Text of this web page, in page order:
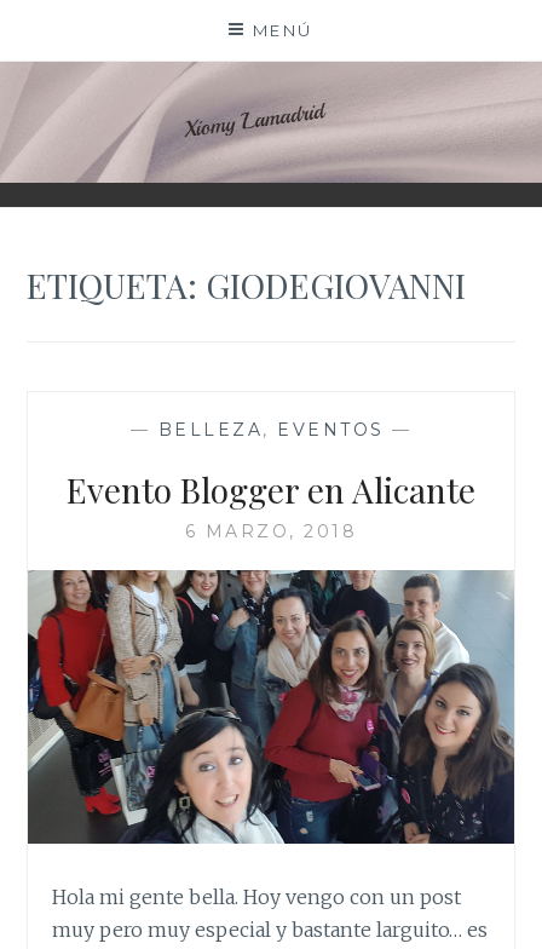
contenido
MENÚ
XIOMY LAMADRID
ETIQUETA: GIODEGIOVANNI
— BELLEZA, EVENTOS —
Evento Blogger en Alicante
6 MARZO, 2018
Hola mi gente bella. Hoy vengo con un post
muy pero muy especial y bastante larguito… es